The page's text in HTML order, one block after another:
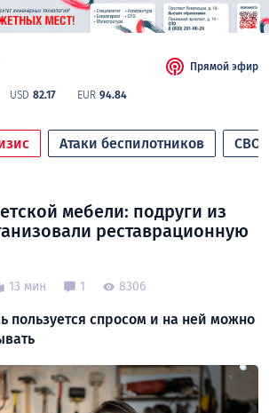
USD 82.17 EUR 94.84
Прямой эфир
Атаки беспилотников СВО
мебели: подруги из
реставрационную
13 мин 1 8306
пользуется спросом и на ней можно